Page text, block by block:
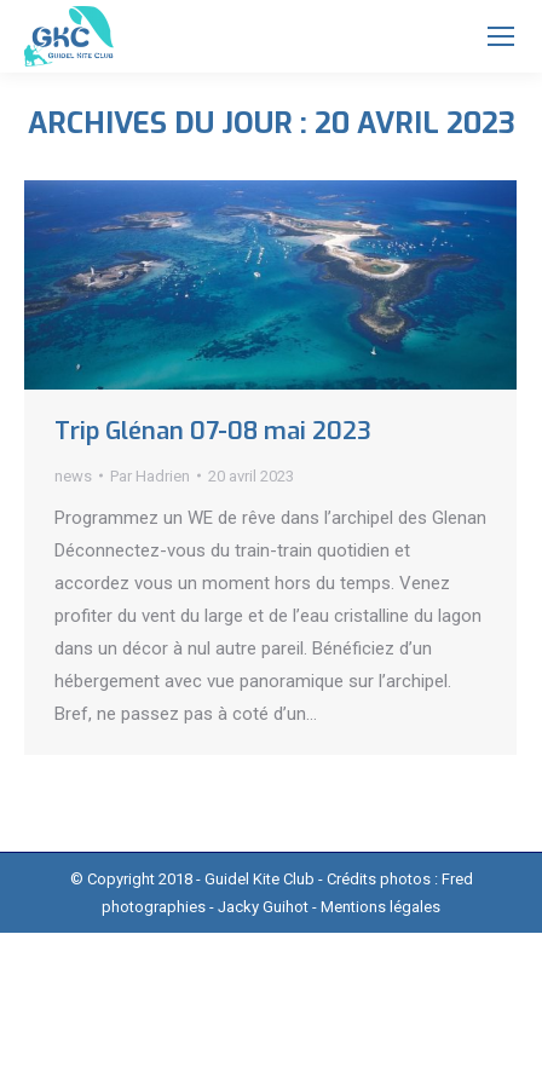
ARCHIVES DU JOUR : 20 AVRIL 2023
Trip Glénan 07-08 mai 2023
news Par Hadrien 20 avril 2023
Programmez un WE de rêve dans l’archipel des Glenan
Déconnectez-vous du train-train quotidien et
accordez vous un moment hors du temps. Venez
profiter du vent du large et de l’eau cristalline du lagon
dans un décor à nul autre pareil. Bénéficiez d’un
hébergement avec vue panoramique sur l’archipel.
Bref, ne passez pas à coté d’un…
© Copyright 2018 - Guidel Kite Club - Crédits photos : Fred
photographies - Jacky Guihot - Mentions légales